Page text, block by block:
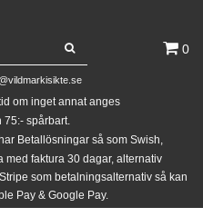
0
om inget annat anges
75:- spårbart.
Betallösningar så som Swish,
med faktura 30 dagar, alternativ
som betalningsalternativ så kan
Pay & Google Pay.